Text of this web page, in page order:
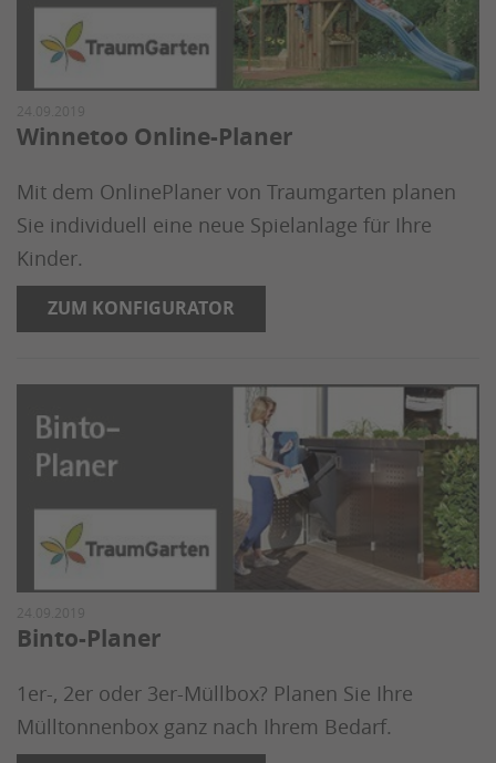
24.09.2019
Winnetoo Online-Planer
Mit dem OnlinePlaner von Traumgarten planen
Sie individuell eine neue Spielanlage für Ihre
Kinder.
ZUM KONFIGURATOR
24.09.2019
Binto-Planer
1er-, 2er oder 3er-Müllbox? Planen Sie Ihre
Mülltonnenbox ganz nach Ihrem Bedarf.